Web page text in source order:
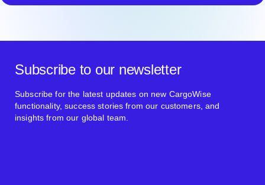
Subscribe to our newsletter
Subscribe for the latest updates on new CargoWise
functionality, success stories from our customers, and
insights from our global team.